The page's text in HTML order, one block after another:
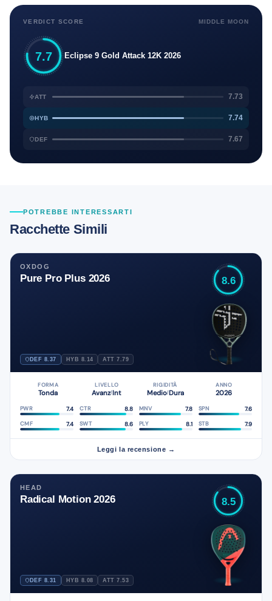
VERDICT SCORE MIDDLE MOON
7.7 Eclipse 9 Gold Attack 12K 2026
ATT 7.73
HYB 7.74
DEF 7.67
POTREBBE INTERESSARTI
Racchette Simili
OXDOG
Pure Pro Plus 2026
DEF 8.37 HYB 8.14 ATT 7.79
8.6
FORMA
Tonda
LIVELLO
Avanz/Int
RIGIDITÀ
Medio/Dura
ANNO
2026
PWR 7.4 CTR 8.8 MNV 7.8 SPN 7.6
CMF 7.4 SWT 8.6 PLY 8.1 STB 7.9
Leggi la recensione →
HEAD
Radical Motion 2026
DEF 8.31 HYB 8.08 ATT 7.53
8.5